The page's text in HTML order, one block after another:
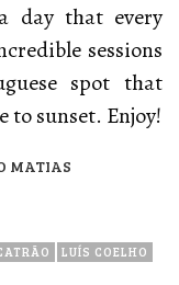
day that every
sessions
spot that
sunset. Enjoy!
MATIAS
LUÍS COELHO